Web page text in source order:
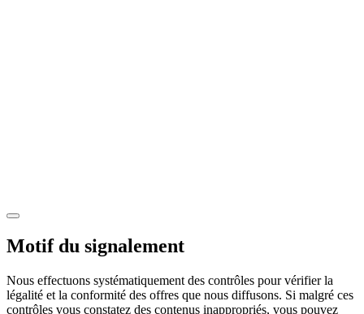
Motif du signalement
Nous effectuons systématiquement des contrôles pour vérifier la
légalité et la conformité des offres que nous diffusons. Si malgré ces
contrôles vous constatez des contenus inappropriés, vous pouvez